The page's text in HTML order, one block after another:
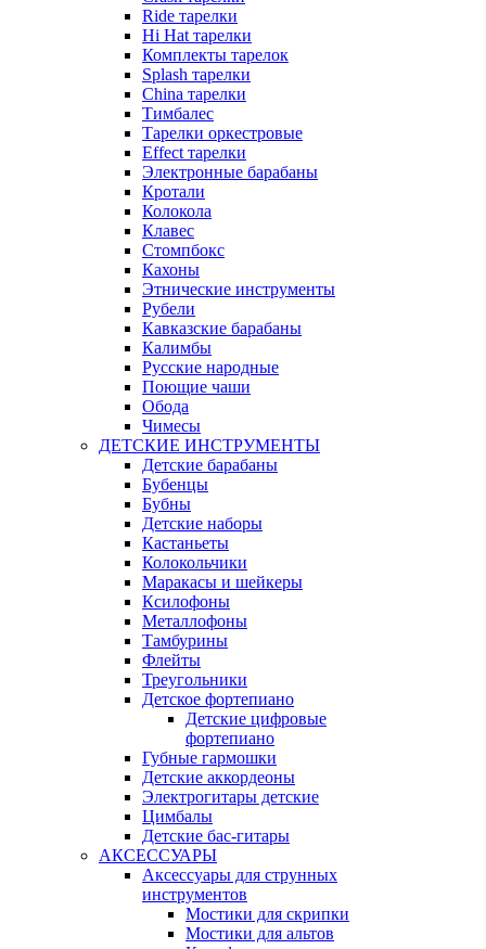
Ride тарелки
Hi Hat тарелки
Комплекты тарелок
Splash тарелки
China тарелки
Тимбалес
Тарелки оркестровые
Effect тарелки
Электронные барабаны
Кротали
Колокола
Клавес
Стомпбокс
Кахоны
Этнические инструменты
Рубели
Кавказские барабаны
Калимбы
Русские народные
Поющие чаши
Обода
Чимесы
ДЕТСКИЕ ИНСТРУМЕНТЫ
Детские барабаны
Бубенцы
Бубны
Детские наборы
Кастаньеты
Колокольчики
Маракасы и шейкеры
Ксилофоны
Металлофоны
Тамбурины
Флейты
Треугольники
Детское фортепиано
Детские цифровые
фортепиано
Губные гармошки
Детские аккордеоны
Электрогитары детские
Цимбалы
Детские бас-гитары
АКСЕССУАРЫ
Аксессуары для струнных
инструментов
Мостики для скрипки
Мостики для альтов